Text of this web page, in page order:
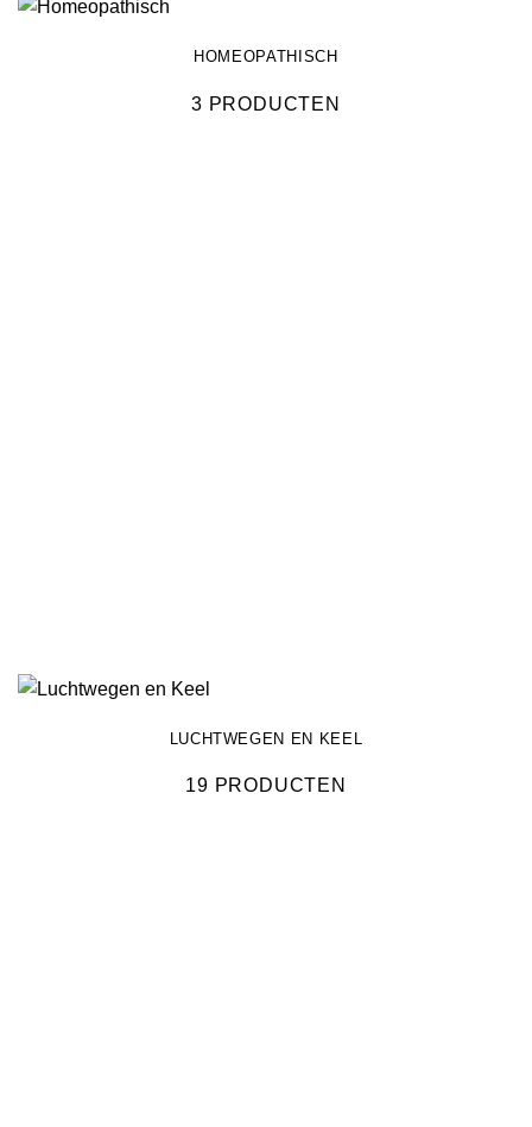
HOMEOPATHISCH
3 PRODUCTEN
LUCHTWEGEN EN KEEL
19 PRODUCTEN